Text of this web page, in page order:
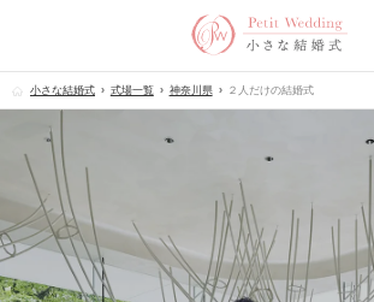
小さな結婚式 式場一覧 神奈川県 ２人だけの結婚式